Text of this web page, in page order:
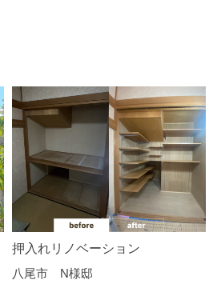
押入れリノベーション
八尾市 N様邸